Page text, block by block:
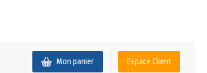
Espace Client
Mon panier